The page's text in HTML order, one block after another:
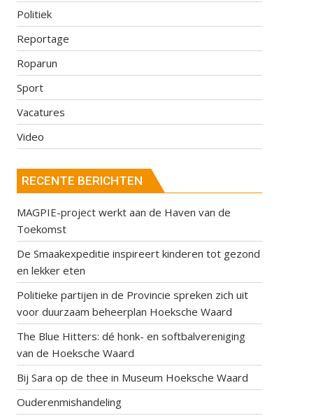
Politiek
Reportage
Roparun
Sport
Vacatures
Video
RECENTE BERICHTEN
MAGPIE-project werkt aan de Haven van de
Toekomst
De Smaakexpeditie inspireert kinderen tot gezond
en lekker eten
Politieke partijen in de Provincie spreken zich uit
voor duurzaam beheerplan Hoeksche Waard
The Blue Hitters: dé honk- en softbalvereniging
van de Hoeksche Waard
Bij Sara op de thee in Museum Hoeksche Waard
Ouderenmishandeling